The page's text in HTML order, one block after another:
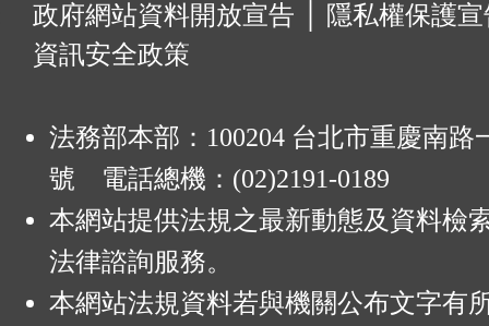
政府網站資料開放宣告
隱私權保護
資訊安全政策
法務部本部：100204 台北市重慶南路
號 電話總機：(02)2191-0189
本網站提供法規之最新動態及資料檢
法律諮詢服務。
本網站法規資料若與機關公布文字有